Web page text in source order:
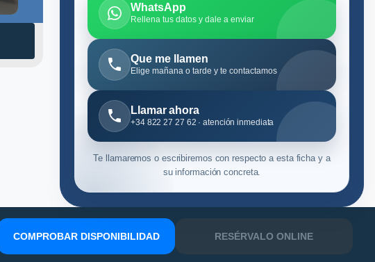
WhatsApp
Rellena tus datos y dale a enviar
Que me llamen
Elige mañana o tarde y te contactamos
Llamar ahora
+34 822 27 27 62 · atención inmediata
Te llamaremos o escribiremos con respecto a esta ficha y a
su información concreta.
COMPROBAR DISPONIBILIDAD RESÉRVALO ONLINE